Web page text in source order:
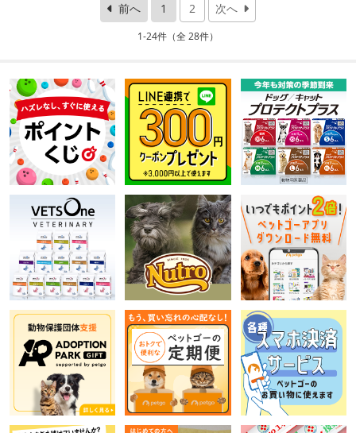
前へ 1 2 次へ
1-24件（全 28件）